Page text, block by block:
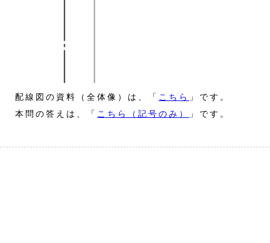
配線図の資料（全体像）は、「 こちら
」です。
本問の答えは、「 こちら（記号のみ） 」です。